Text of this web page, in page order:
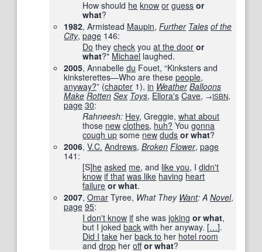
How should he know or guess or
what?
1982, Armistead Maupin, Further Tales of the
City, page 146:
Do theycheck youat the door or
what?" Michael laughed.
2005, Annabelle du Fouet, “Kinksters and
kinksterettes—Who are these people,
anyway?” (chapter 1), in Weather Balloons
Make Rotten Sex Toys, Ellora's Cave, →ISBN,
page 30:
Rahneesh: Hey, Greggie,what about
those new clothes, huh? Yougonna
cough up some new duds or what?
2006, V.C. Andrews, Broken Flower, page
141 :
[S]he asked me, and like you, Ididn't
know if that was like having heart
failure or what.
2007, Omar Tyree, What They Want: A Novel,
page 95:
I don't know if she wasjoking or what,
but I jokedback with her anyway. […].
Did I take herback to her hotel room
anddrop heroff or what?